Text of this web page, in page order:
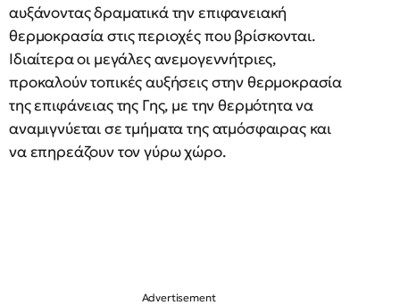
αυξάνοντας δραματικά την επιφανειακή
θερμοκρασία στις περιοχές που βρίσκονται.
Ιδιαίτερα οι μεγάλες ανεμογεννήτριες,
προκαλούν τοπικές αυξήσεις στην θερμοκρασία
της επιφάνειας της Γης, με την θερμότητα να
αναμιγνύεται σε τμήματα της ατμόσφαιρας και
να επηρεάζουν τον γύρω χώρο.